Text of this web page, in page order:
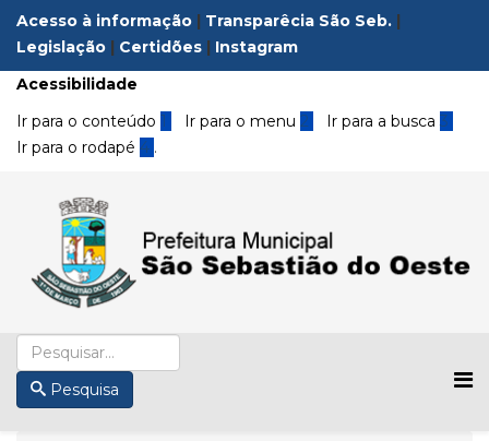
Acesso à informação | Transparêcia São Seb. |
Legislação | Certidões | Instagram
Acessibilidade
Ir para o conteúdo 1 Ir para o menu 2 Ir para a busca3
Ir para o rodapé 4 .
Pesquisa